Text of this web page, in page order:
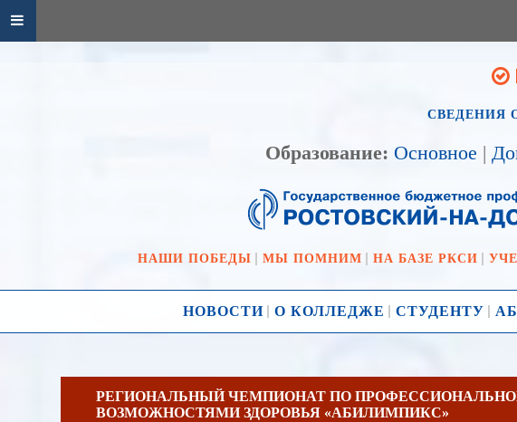
СВЕДЕНИЯ
Образование: Основное |
НАШИ ПОБЕДЫ МЫ ПОМНИМ НА БАЗЕ РКСИ
НОВОСТИ О КОЛЛЕДЖЕ СТУДЕНТУ
РЕГИОНАЛЬНЫЙ ЧЕМПИОНАТ ПО
ВОЗМОЖНОСТЯМИ ЗДОРОВЬЯ «АБИЛИМПИКС»